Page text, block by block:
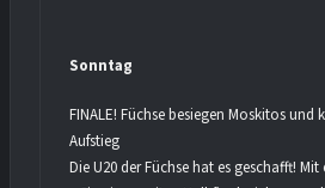
Sonntag
FINALE! Füchse besiegen Moskitos und
Aufstieg
Die U20 der Füchse hat es geschafft! Mit